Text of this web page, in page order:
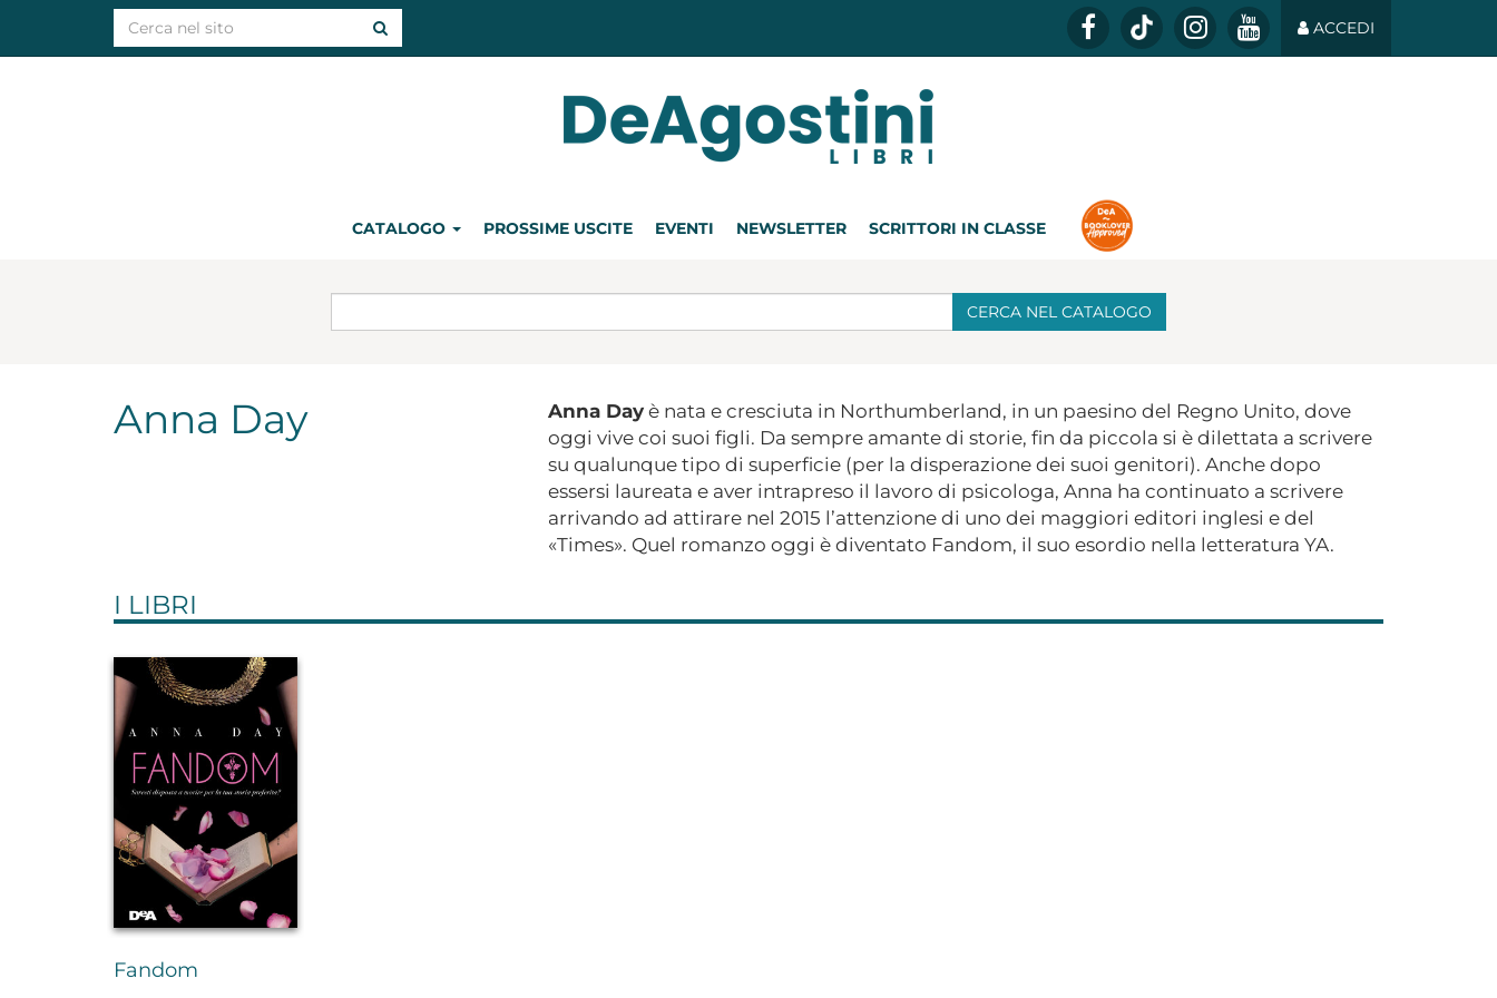
ACCEDI
CATALOGO PROSSIME USCITE EVENTI NEWSLETTER SCRITTORI IN CLASSE
CERCA NEL CATALOGO
Anna Day Anna Day è nata e cresciuta in Northumberland, in un paesino del Regno Unito, dove
oggi vive coi suoi figli. Da sempre amante di storie, fin da piccola si è dilettata a scrivere
su qualunque tipo di superficie (per la disperazione dei suoi genitori). Anche dopo
essersi laureata e aver intrapreso il lavoro di psicologa, Anna ha continuato a scrivere
arrivando ad attirare nel 2015 l’attenzione di uno dei maggiori editori inglesi e del
«Times». Quel romanzo oggi è diventato Fandom, il suo esordio nella letteratura YA.
I LIBRI
Fandom